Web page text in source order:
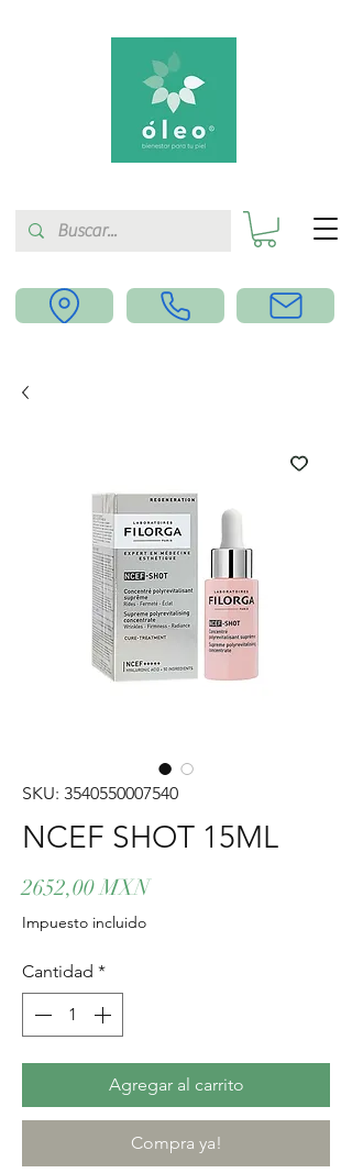
SKU: 3540550007540
NCEF SHOT 15ML
2652,00 MXNPrecio
Impuesto incluido
Cantidad *
Agregar al carrito
Compra ya!